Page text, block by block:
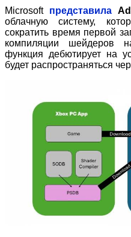
Microsoft представила
облачную систему,
сократить время первой
компиляции шейдеров
функция дебютирует на
будет распространяться